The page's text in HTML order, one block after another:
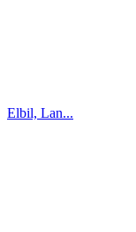
Elbil, Lan...